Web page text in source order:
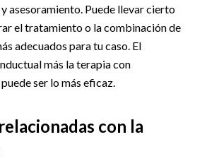
asesoramiento. Puede llevar cierto
el tratamiento o la combinación de
adecuados para tu caso. El
más la terapia con
ser lo más eficaz.
con la